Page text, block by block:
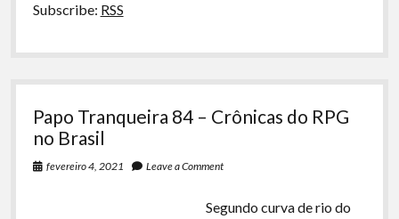
Subscribe: RSS
Papo Tranqueira 84 – Crônicas do RPG
no Brasil
fevereiro 4, 2021 Leave a Comment
Segundo curva de rio do